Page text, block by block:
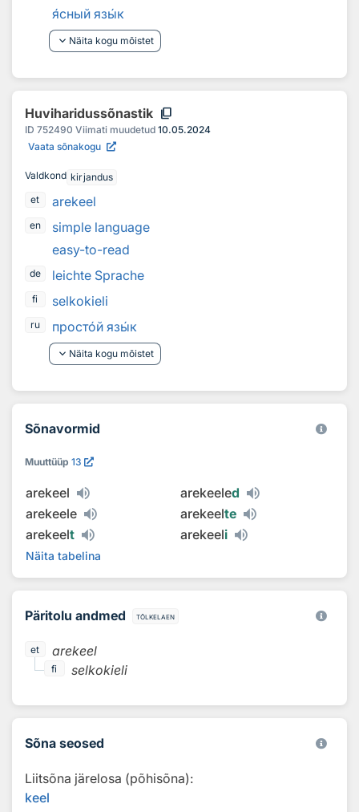
ясный язык
keyboard_arrow_down Näita kogu mõistet
Huviharidussõnastik content_copy
ID 752490 Viimati muudetud 10.05.2024
Vaata sõnakogu
Valdkond kirjandus
et
arekeel
en
simple language
easy-to-read
de leichte Sprache
fi selkokieli
ru простой язык
keyboard_arrow_down Näita kogu mõistet
Sõnavormid
Muuttüüp 13
arekeel arekeeled
arekeele
arekeelte
arekeelt arekeeli
Näita tabelina
Päritolu andmed tõlkelaen
et arekeel
fi selkokieli
Sõna seosed
Liitsõna järelosa (põhisõna):
keel